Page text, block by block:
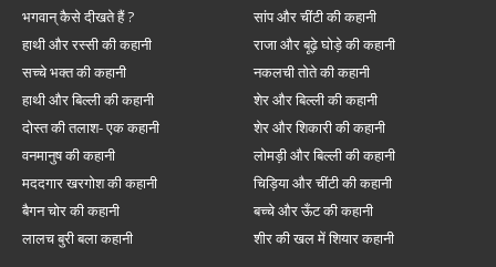
भगवान् कैसे दीखते हैं ?
सांप और चींटी की कहानी
हाथी और रस्सी की कहानी
राजा और बूढ़े घोड़े की कहानी
सच्चे भक्त की कहानी
नकलची तोते की कहानी
हाथी और बिल्ली की कहानी
शेर और बिल्ली की कहानी
दोस्त की तलाश- एक कहानी
शेर और शिकारी की कहानी
वनमानुष की कहानी
लोमड़ी और बिल्ली की कहानी
मददगार खरगोश की कहानी
चिड़िया और चींटी की कहानी
बैगन चोर की कहानी
बच्चे और ऊँट की कहानी
लालच बुरी बला कहानी
शीर की खल में शियार कहानी